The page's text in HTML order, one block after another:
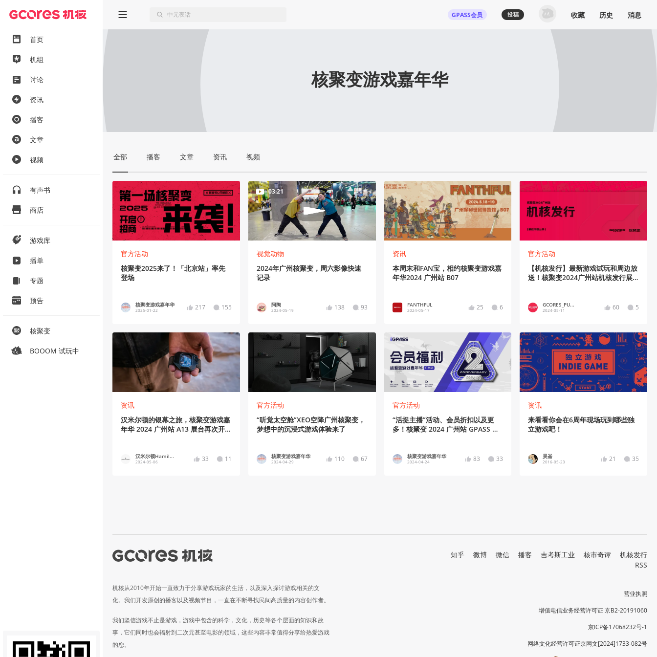
首页
机组
讨论
资讯
播客
文章
视频
有声书
商店
游戏库
播单
专题
预告
核聚变
BOOOM 试玩中
GPASS会员 收藏 历史 消息
核聚变游戏嘉年华
全部 播客 文章 资讯 视频
官方活动
核聚变2025来了！「北京站」率先
登场
核聚变游戏嘉年华
2025-01-22 217 155
03:21
视觉动物
2024年广州核聚变，周六影像快速
记录
阿陶
2024-05-19 138 93
资讯
本周末和FAN宝，相约核聚变游戏嘉
年华2024 广州站 B07
FANTHFUL
2024-05-17 25 6
官方活动
【机核发行】最新游戏试玩和周边放
送！核聚变2024广州站机核发行展
GCORES_PU...
2024-05-11 60 5
资讯
汉米尔顿的银幕之旅，核聚变游戏嘉
年华 2024 广州站 A13 展台再次开
汉米尔顿Hamil...
2024-05-06 33 11
官方活动
“听觉太空舱”XEO空降广州核聚变，
梦想中的沉浸式游戏体验来了
核聚变游戏嘉年华
2024-04-29 110 67
官方活动
“活捉主播”活动、会员折扣以及更
多！核聚变 2024 广州站 GPASS 会
核聚变游戏嘉年华
2024-04-24 83 33
资讯
来看看你会在6周年现场玩到哪些独
立游戏吧！
昊崙
2016-05-23 21 35
机核从2010年开始一直致力于分享游戏玩家的生活，以及深入探讨游戏相关的文
化。我们开发原创的播客以及视频节目，一直在不断寻找民间高质量的内容创作者。
我们坚信游戏不止是游戏，游戏中包含的科学，文化，历史等各个层面的知识和故
事，它们同时也会辐射到二次元甚至电影的领域，这些内容非常值得分享给热爱游戏
的您。
知乎 微博 微信 播客 吉考斯工业 核市奇谭
机核发行
RSS
营业执照
增值电信业务经营许可证 京B2-20191060
京ICP备17068232号-1
网络文化经营许可证京网文[2024]1733-082号